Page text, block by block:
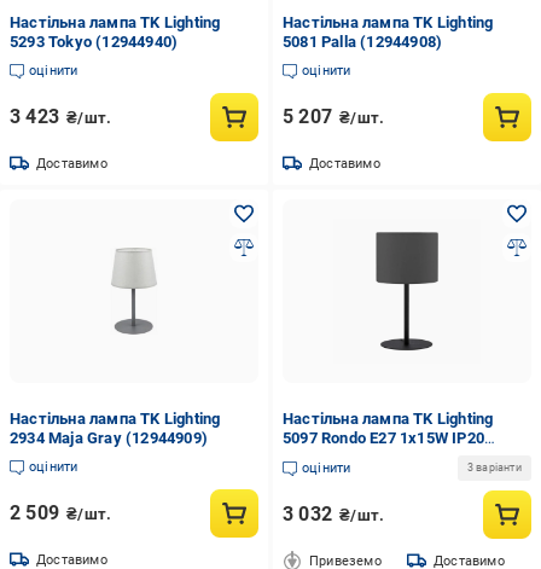
Настільна лампа TK Lighting
5293 Tokyo (12944940)
оцінити
3 423 ₴/шт.
Доставимо
Настільна лампа TK Lighting
5081 Palla (12944908)
оцінити
5 207 ₴/шт.
Доставимо
Настільна лампа TK Lighting
2934 Maja Gray (12944909)
оцінити
2 509 ₴/шт.
Доставимо
Настільна лампа TK Lighting
5097 Rondo E27 1x15W IP20
(12285287)
оцінити 3 варіанти
3 032 ₴/шт.
Привеземо Доставимо